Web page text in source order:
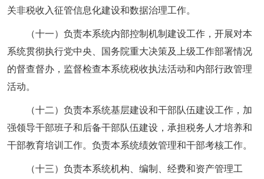
关非税收入征管信息化建设和数据治理工作。
（十一）负责本系统内部控制机制建设工作，开展对本
系统贯彻执行党中央、国务院重大决策及上级工作部署情况
的督查督办，监督检查本系统税收执法活动和内部行政管理
活动。
（十二）负责本系统基层建设和干部队伍建设工作，加
强领导干部班子和后备干部队伍建设，承担税务人才培养和
干部教育培训工作。负责本系统绩效管理和干部考核工作。
（十三）负责本系统机构、编制、经费和资产管理工